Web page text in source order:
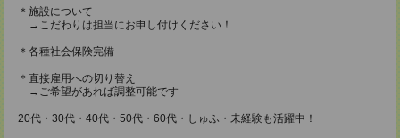
＊施設について
→こだわりは担当にお申し付けください！
＊各種社会保険完備
＊直接雇用への切り替え
→ご希望があれば調整可能です
20代・30代・40代・50代・60代・しゅふ・未経験も活躍中！